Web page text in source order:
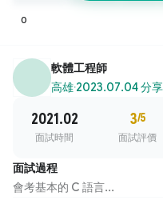
0
軟體工程師
高雄·2023.07.04 分享
2021.02
面試時間
3/5
面試評價
面試過程
會考基本的 C 語言...